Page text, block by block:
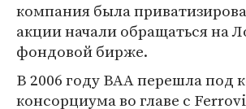
компания была
акции начали обращаться на
фондовой бирже.
В 2006 году ВАА перешла под
консорциума во главе с